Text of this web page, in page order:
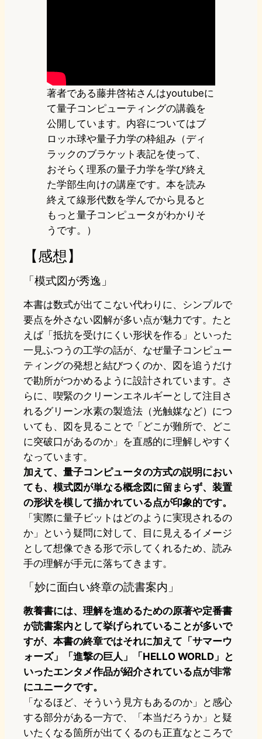
著者である藤井啓祐さんはyoutubeに
て量子コンピューティングの講義を
公開しています。内容についてはブ
ロッホ球や量子力学の枠組み（ディ
ラックのブラケット表記を使って、
おそらく理系の量子力学を学び終え
た学部生向けの講座です。本を読み
終えて線形代数を学んでから見ると
もっと量子コンピュータがわかりそ
うです。）
【感想】
「模式図が秀逸」
本書は数式が出てこない代わりに、シンプルで
要点を外さない図解が多い点が魅力です。たと
えば「抵抗を受けにくい形状を作る」といった
一見ふつうの工学の話が、なぜ量子コンピュー
ティングの発想と結びつくのか、図を追うだけ
で勘所がつかめるように設計されています。さ
らに、喫緊のクリーンエネルギーとして注目さ
れるグリーン水素の製造法（光触媒など）につ
いても、図を見ることで「どこが難所で、どこ
に突破口があるのか」を直感的に理解しやすく
なっています。
加えて、量子コンピュータの方式の説明におい
ても、模式図が単なる概念図に留まらず、装置
の形状を模して描かれている点が印象的です。
「実際に量子ビットはどのように実現されるの
か」という疑問に対して、目に見えるイメージ
として想像できる形で示してくれるため、読み
手の理解が手元に落ちてきます。
「妙に面白い終章の読書案内」
教養書には、理解を進めるための原著や定番書
が読書案内として挙げられていることが多いで
すが、本書の終章ではそれに加えて「サマーウ
ォーズ」「進撃の巨人」「HELLO WORLD」と
いったエンタメ作品が紹介されている点が非常
にユニークです。
「なるほど、そういう見方もあるのか」と感心
する部分がある一方で、「本当だろうか」と疑
いたくなる箇所が出てくるのも正直なところで